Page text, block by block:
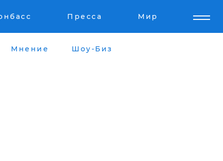
Пресса Мир
Мнение Шоу-Биз